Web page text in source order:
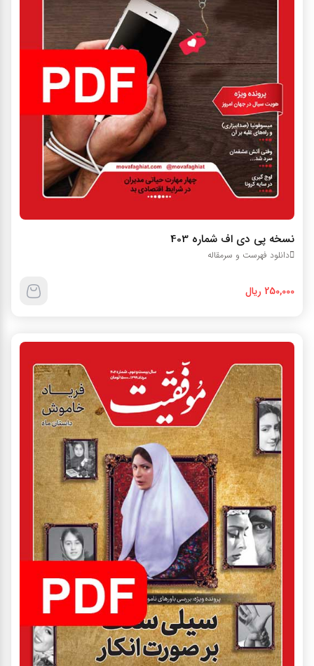
نسخه پي دي اف شماره 403
دانلود فهرست و سرمقاله
250,000 ریال